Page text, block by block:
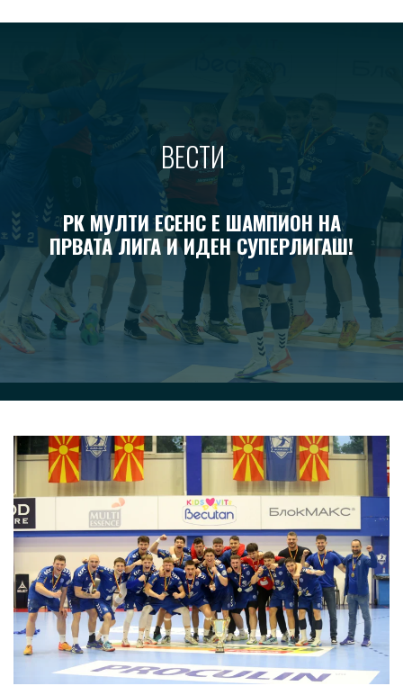
ВЕСТИ
РК МУЛТИ ЕСЕНС Е ШАМПИОН НА
ПРВАТА ЛИГА И ИДЕН СУПЕРЛИГАШ!